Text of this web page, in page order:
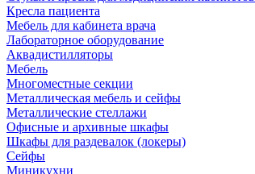
Кресла пациента
Мебель для кабинета врача
Лабораторное оборудование
Аквадистилляторы
Мебель
Многоместные секции
Металлическая мебель и сейфы
Металлические стеллажи
Офисные и архивные шкафы
Шкафы для раздевалок (локеры)
Сейфы
Миникухни